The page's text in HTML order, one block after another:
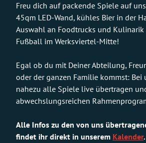
Freu dich auf packende Spiele auf
45qm LED-Wand, kühles Bier in der
Auswahl an Foodtrucks und Kulinarik
Fußball im Werksviertel-Mitte!
Egal ob du mit Deiner Abteilung,
oder der ganzen Familie kommst: Bei
nahezu alle Spiele live übertragen
abwechslungsreichen
Alle Infos zu den von uns
findet ihr direkt in unserem Kalender